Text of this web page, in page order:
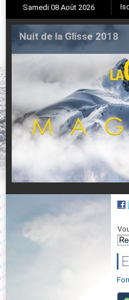
Samedi 08 Août 2026
Nuit de la Glisse 2018